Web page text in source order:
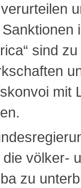
sind
mit
völker-
zu